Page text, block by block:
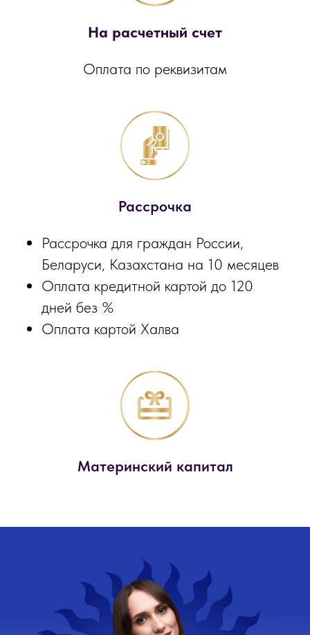
На расчетный счет
Оплата по реквизитам
Рассрочка
Рассрочка для граждан России,
Беларуси, Казахстана на 10 месяцев
Оплата кредитной картой до 120
дней без %
Оплата картой Халва
Материнский капитал